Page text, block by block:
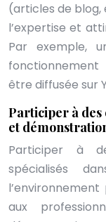
(articles de blog,
l’expertise et
Par exemple,
être diffusée sur
Participer à des
et
Participer à
spécialisés
aux